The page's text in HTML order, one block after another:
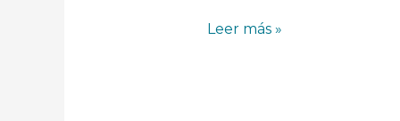
Leer más »